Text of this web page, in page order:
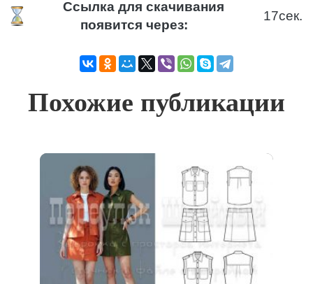
Ссылка для скачивания
появится через:
17сек.
Похожие публикации